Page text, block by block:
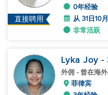
直接聘用
0年经验
从 31日10
非常活跃
Lyka Joy -
外佣 - 曾在海
菲律宾